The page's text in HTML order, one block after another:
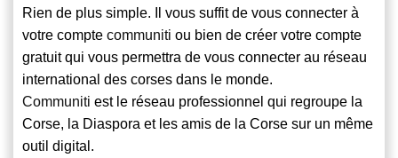
Rien de plus simple. Il vous suffit de vous connecter à
votre compte communiti ou bien de créer votre compte
gratuit qui vous permettra de vous connecter au réseau
international des corses dans le monde.
Communiti est le réseau professionnel qui regroupe la
Corse, la Diaspora et les amis de la Corse sur un même
outil digital.